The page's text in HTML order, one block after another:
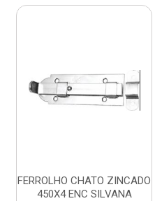
FERROLHO CHATO ZINCADO
450X4 ENC SILVANA